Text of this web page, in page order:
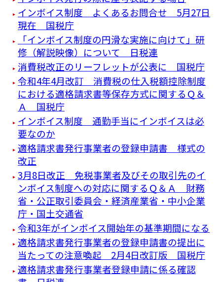
インボイス制度 よくあるお問合せ 5月27日
現在 国税庁
「インボイス制度の円滑な実施に向けて」研
修（解説映像）について 日税連
消費税改正のリーフレットが公表に 国税庁
令和4年4月改訂 消費税の仕入税額控除制度
における適格請求書等保存方式に関するＱ＆
Ａ 国税庁
インボイス制度 通勤手当にインボイスは必
要なのか
適格請求書発行事業者の登録申請書 様式の
改正
3月8日改正 免税事業者及びその取引先のイ
ンボイス制度への対応に関するＱ＆Ａ 財務
省・公正取引委員会・経済産業省・中小企業
庁・国土交通省
令和3年がインボイス開始年の基準期間になる
適格請求書発行事業者の登録申請書の提出に
当たっての注意喚起 2月4日改訂版 国税庁
適格請求書発行事業者登録申請に係る確認